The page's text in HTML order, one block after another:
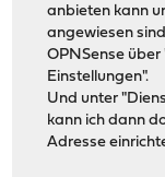
anbieten kann
angewiesen
OPNSense
Einstellungen".
Und unter
kann ich dann
Adresse